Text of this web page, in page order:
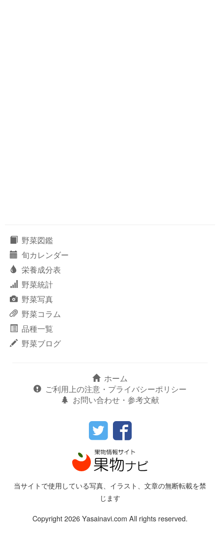
野菜図鑑
旬カレンダー
栄養成分表
野菜統計
野菜写真
野菜コラム
品種一覧
野菜ブログ
ホーム
ご利用上の注意・プライバシーポリシー
お問い合わせ・参考文献
当サイトで使用している写真、イラスト、文章の無断転載を禁
じます
Copyright 2026 Yasainavi.com All rights reserved.